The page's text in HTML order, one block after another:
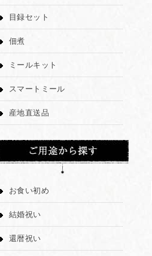
目録セット
佃煮
ミールキット
スマートミール
産地直送品
お食い初め
結婚祝い
還暦祝い